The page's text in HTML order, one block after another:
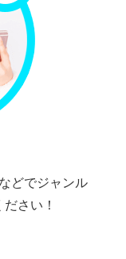
どでジャンル
さい！